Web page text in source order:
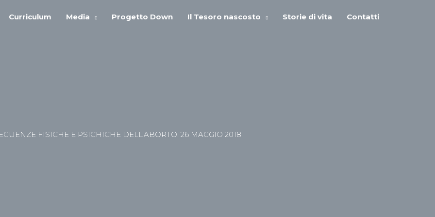
Curriculum Media Progetto Down Il Tesoro nascosto Storie di vita Contatti
FISICHE E PSICHICHE DELL’ABORTO. 26 MAGGIO 2018